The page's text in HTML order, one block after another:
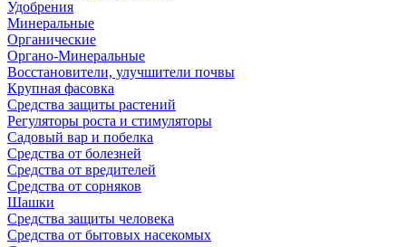
Удобрения
Минеральные
Органические
Органо-Минеральные
Восстановители, улучшители почвы
Крупная фасовка
Средства защиты растений
Регуляторы роста и стимуляторы
Садовый вар и побелка
Средства от болезней
Средства от вредителей
Средства от сорняков
Шашки
Средства защиты человека
Средства от бытовых насекомых